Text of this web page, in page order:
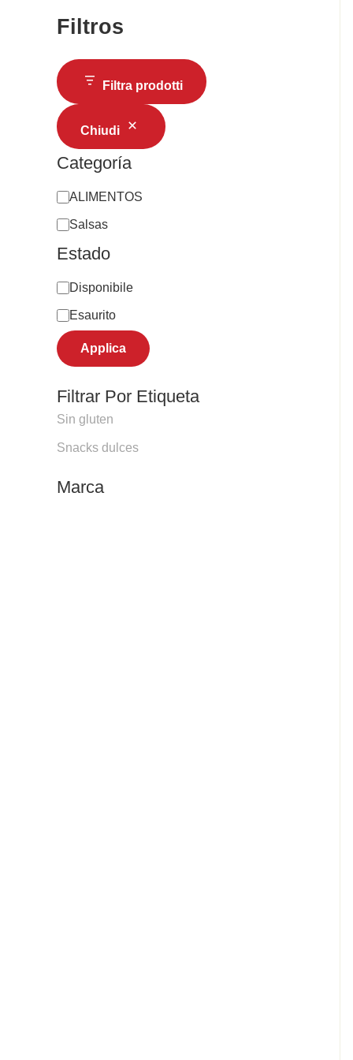
Filtros
Filtra prodotti
Chiudi
Categoría
ALIMENTOS
Salsas
Estado
Disponibile
Esaurito
Applica
Filtrar Por Etiqueta
Sin gluten
Snacks dulces
Marca